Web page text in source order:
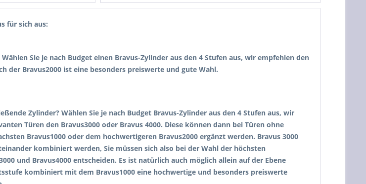
für sich aus:
Sie je nach Budget einen Bravus-Zylinder aus den 4 Stufen aus, wir empfehlen den
der Bravus2000 ist eine besonders preiswerte und gute Wahl.
Zylinder? Wählen Sie je nach Budget Bravus-Zylinder aus den 4 Stufen aus, wir
Türen den Bravus3000 oder Bravus 4000. Diese können dann bei Türen ohne
Bravus1000 oder dem hochwertigeren Bravus2000 ergänzt werden. Bravus 3000
kombiniert werden, Sie müssen sich also bei der Wahl der höchsten
und Bravus4000 entscheiden. Es ist natürlich auch möglich allein auf der Ebene
kombiniert mit dem Bravus1000 eine hochwertige und besonders preiswerte